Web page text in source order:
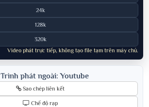
24k
128k
320k
Video phát trực tiếp, không tạo file tạm trên máy chủ.
Trình phát ngoài: Youtube
Sao chép liên kết
Chế độ rạp